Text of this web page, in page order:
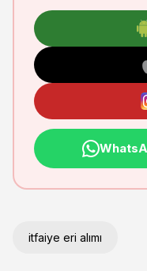
itfaiye eri alımı